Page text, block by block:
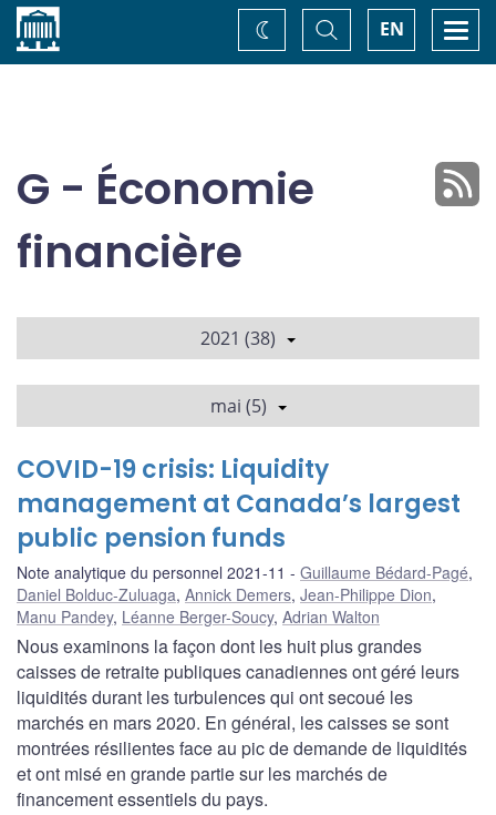
Accueil EN
Basculer
la
recherche
Changez
de
G - Économie
financière
2021 (38)
mai (5)
COVID-19 crisis: Liquidity
management at Canada’s largest
public pension funds
Note analytique du personnel 2021-11 Guillaume Bédard-Pagé,
Daniel Bolduc-Zuluaga, Annick Demers, Jean-Philippe Dion,
Manu Pandey, Léanne Berger-Soucy, Adrian Walton
Nous examinons la façon dont les huit plus grandes
caisses de retraite publiques canadiennes ont géré leurs
liquidités durant les turbulences qui ont secoué les
marchés en mars 2020. En général, les caisses se sont
montrées résilientes face au pic de demande de liquidités
et ont misé en grande partie sur les marchés de
financement essentiels du pays.